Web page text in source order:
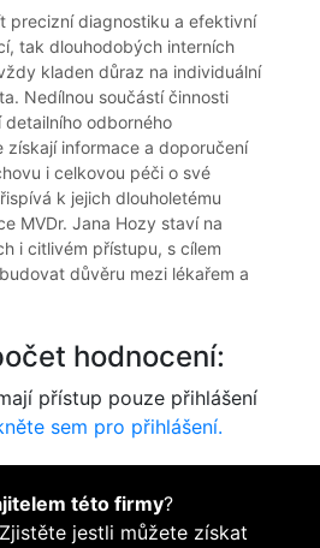
precizní diagnostiku a efektivní
tak dlouhodobých interních
kladen důraz na individuální
Nedílnou součástí činnosti
odborného
získají informace a doporučení
i celkovou péči o své
k jejich dlouholetému
MVDr. Jana Hozy staví na
i citlivém přístupu, s cílem
důvěru mezi lékařem a
hodnocení:
přístup pouze přihlášení
sem pro přihlášení.
této firmy?
Zjistěte jestli můžete získat